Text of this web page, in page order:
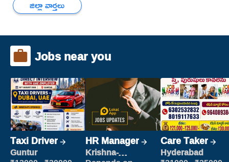
జిల్లా వార్తలు
Jobs near you
Taxi Driver
Guntur
HR Manager
Krishna-
Care Taker
Hyderabad